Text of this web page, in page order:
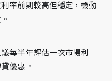
率前期較高但穩定，機動
每半年評估一次市場利
優惠。